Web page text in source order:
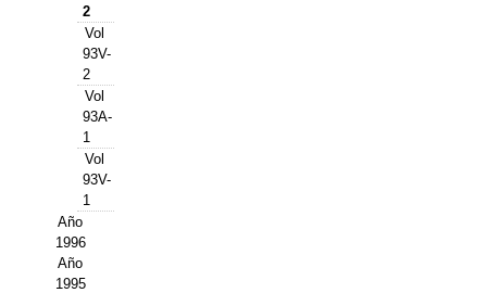
2
Vol
93V-
2
Vol
93A-
1
Vol
93V-
1
Año
1996
Año
1995